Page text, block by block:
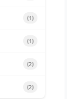
(1)
(1)
(2)
(2)